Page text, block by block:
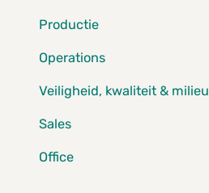
Productie
Operations
Veiligheid, kwaliteit & milieu
Sales
Office